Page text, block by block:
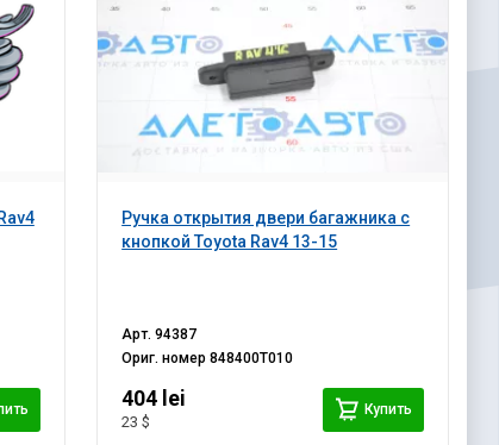
Ручка открытия двери багажника с
кнопкой Toyota Rav4 13-15
Арт.94387
Ориг. номер848400T010
404 lei
23 $
Купить